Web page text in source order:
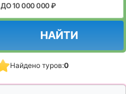
ДО 10 000 000 ₽
НАЙТИ
Найдено туров:0